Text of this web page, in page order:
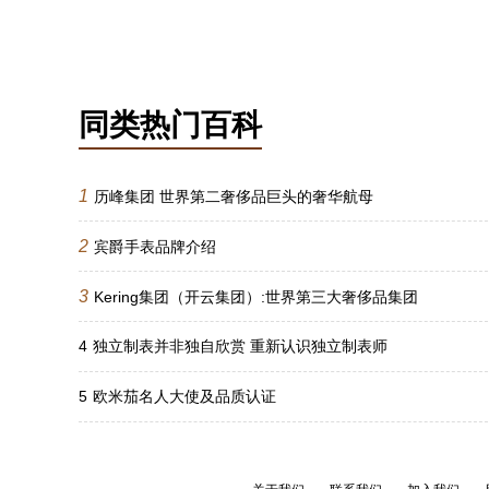
同类热门百科
1 历峰集团 世界第二奢侈品巨头的奢华航母
2 宾爵手表品牌介绍
3 Kering集团（开云集团）:世界第三大奢侈品集团
4 独立制表并非独自欣赏 重新认识独立制表师
5 欧米茄名人大使及品质认证